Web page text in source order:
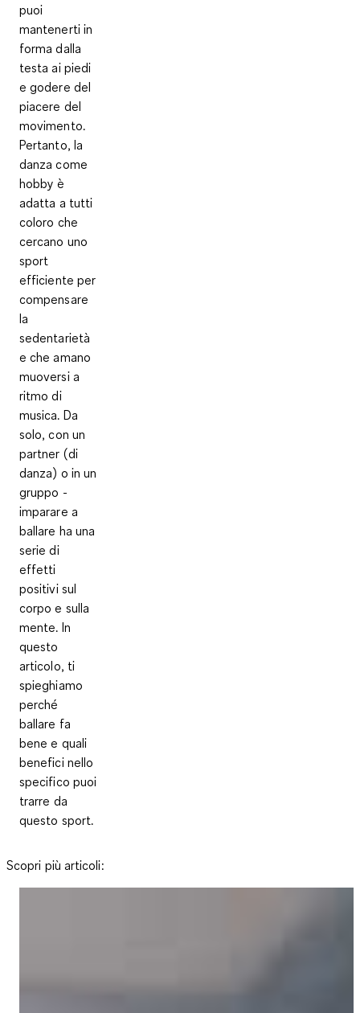
puoi
mantenerti in
forma dalla
testa ai piedi
e godere del
piacere del
movimento.
Pertanto, la
danza come
hobby è
adatta a tutti
coloro che
cercano uno
sport
efficiente per
compensare
la
sedentarietà
e che amano
muoversi a
ritmo di
musica. Da
solo, con un
partner (di
danza) o in un
gruppo -
imparare a
ballare ha una
serie di
effetti
positivi sul
corpo e sulla
mente. In
questo
articolo, ti
spieghiamo
perché
ballare fa
bene e quali
benefici nello
specifico puoi
trarre da
questo sport.
Sco­pri più ar­ti­co­li: